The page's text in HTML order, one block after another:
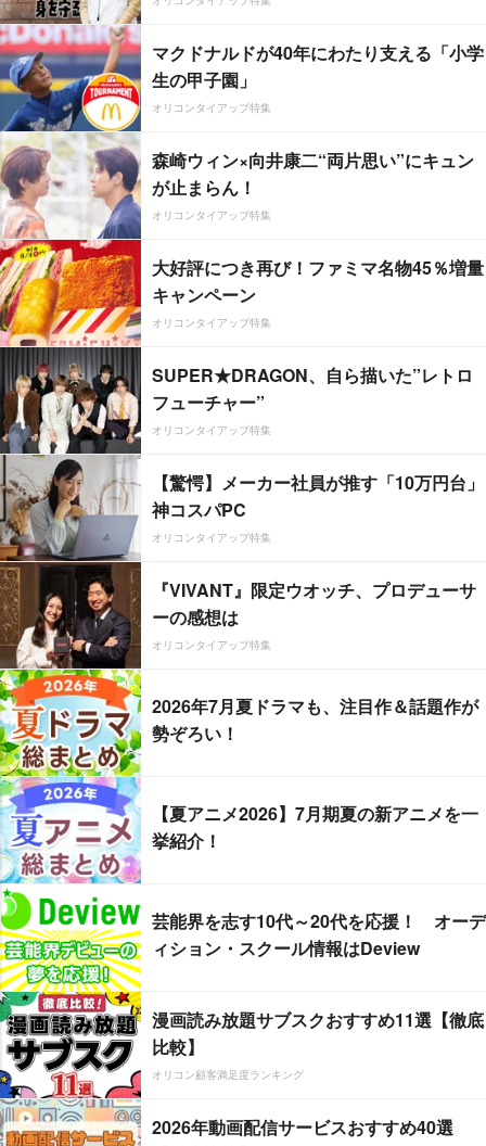
マクドナルドが40年にわたり支える「小学
生の甲子園」
オリコンタイアップ特集
森崎ウィン×向井康二“両片思い”にキュン
が止まらん！
オリコンタイアップ特集
大好評につき再び！ファミマ名物45％増量
キャンペーン
オリコンタイアップ特集
SUPER★DRAGON、自ら描いた”レトロ
フューチャー”
オリコンタイアップ特集
【驚愕】メーカー社員が推す「10万円台」
神コスパPC
オリコンタイアップ特集
『VIVANT』限定ウオッチ、プロデューサ
ーの感想は
オリコンタイアップ特集
2026年7月夏ドラマも、注目作＆話題作が
勢ぞろい！
【夏アニメ2026】7月期夏の新アニメを一
挙紹介！
芸能界を志す10代～20代を応援！ オーデ
ィション・スクール情報はDeview
漫画読み放題サブスクおすすめ11選【徹底
比較】
オリコン顧客満足度ランキング
2026年動画配信サービスおすすめ40選